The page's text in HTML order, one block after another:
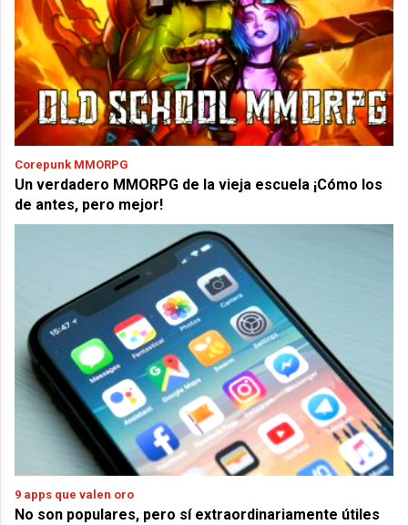
Corepunk MMORPG
Un verdadero MMORPG de la vieja escuela ¡Cómo los
de antes, pero mejor!
9 apps que valen oro
No son populares, pero sí extraordinariamente útiles